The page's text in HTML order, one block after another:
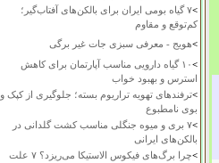
>
۷ گیاه بومی ایران برای بالکن‌های آفتاب‌گیر؛
کم‌توقع و مقاوم
>هویج - معرفی سبزی جات غیر برگی
>
۱۰ گیاه دارویی مناسب آپارتمان برای کاهش
استرس و بهبود خواب
>ترفندهای تهویه تراریوم بسته؛ جلوگیری از کپک و
بوی نامطبوع
>
۷ بری و میوه جنگلی مناسب کشت گلدانی در
بالکن‌های ایرانی
>
چرا برگ‌های فیکوس الاستیکا می‌ریزد؟ ۷ علت